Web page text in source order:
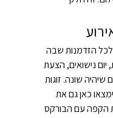
לכל הזדמנות שבה
יום נישואים, הצעת
שיהיה שונה. זוגות
כאן גם את
הקפה עם הבורקס